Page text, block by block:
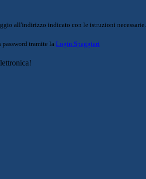
all'indirizzo indicato con le istruzioni necessarie.
tramite la Login Spaggiari